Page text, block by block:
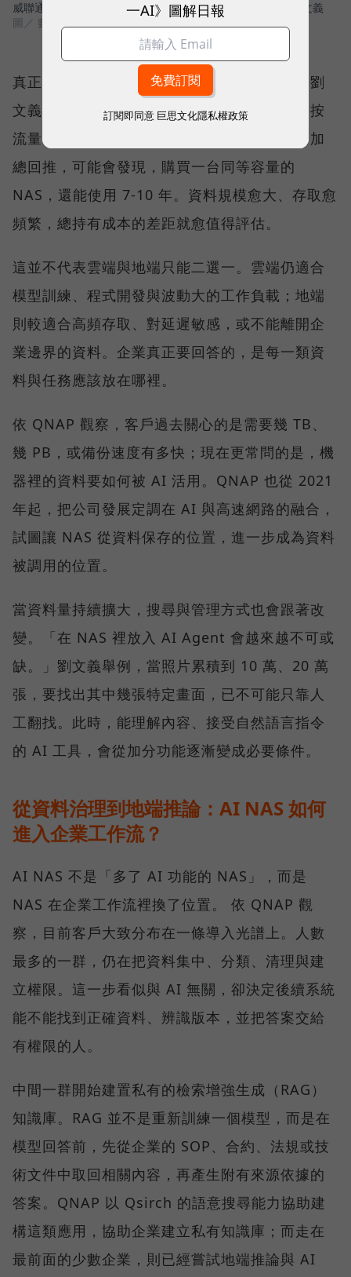
威聯通科技（QNAP）總經理暨威強電集團（IEI）董事長 劉文義
圖／ 數位時代
真正讓更多企業回頭計算的，則是長期成本。劉
文義指出，資料上傳雲端可能免費，下載卻會按
流量收費；當企業把一年、兩年、三年的費用加
總回推，可能會發現，購買一台同等容量的
NAS，還能使用 7-10 年。資料規模愈大、存取愈
頻繁，總持有成本的差距就愈值得評估。
這並不代表雲端與地端只能二選一。雲端仍適合
模型訓練、程式開發與波動大的工作負載；地端
則較適合高頻存取、對延遲敏感，或不能離開企
業邊界的資料。企業真正要回答的，是每一類資
料與任務應該放在哪裡。
依 QNAP 觀察，客戶過去關心的是需要幾 TB、
幾 PB，或備份速度有多快；現在更常問的是，機
器裡的資料要如何被 AI 活用。QNAP 也從 2021
年起，把公司發展定調在 AI 與高速網路的融合，
試圖讓 NAS 從資料保存的位置，進一步成為資料
被調用的位置。
當資料量持續擴大，搜尋與管理方式也會跟著改
變。「在 NAS 裡放入 AI Agent 會越來越不可或
缺。」劉文義舉例，當照片累積到 10 萬、20 萬
張，要找出其中幾張特定畫面，已不可能只靠人
工翻找。此時，能理解內容、接受自然語言指令
的 AI 工具，會從加分功能逐漸變成必要條件。
從資料治理到地端推論：AI NAS 如何
進入企業工作流？
AI NAS 不是「多了 AI 功能的 NAS」，而是
NAS 在企業工作流裡換了位置。 依 QNAP 觀
察，目前客戶大致分布在一條導入光譜上。人數
最多的一群，仍在把資料集中、分類、清理與建
立權限。這一步看似與 AI 無關，卻決定後續系統
能不能找到正確資料、辨識版本，並把答案交給
有權限的人。
中間一群開始建置私有的檢索增強生成（RAG）
知識庫。RAG 並不是重新訓練一個模型，而是在
模型回答前，先從企業的 SOP、合約、法規或技
術文件中取回相關內容，再產生附有來源依據的
答案。QNAP 以 Qsirch 的語意搜尋能力協助建
構這類應用，協助企業建立私有知識庫；而走在
最前面的少數企業，則已經嘗試地端推論與 AI
一AI》圖解日報
訂閱即同意 巨思文化隱私權政策